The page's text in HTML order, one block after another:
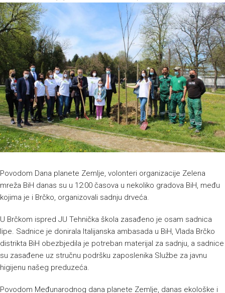
Povodom Dana planete Zemlje, volonteri organizacije Zelena
mreža BiH danas su u 12:00 časova u nekoliko gradova BiH, među
kojima je i Brčko, organizovali sadnju drveća.
U Brčkom ispred JU Tehnička škola zasađeno je osam sadnica
lipe. Sadnice je donirala Italijanska ambasada u BiH, Vlada Brčko
distrikta BiH obezbjedila je potreban materijal za sadnju, a sadnice
su zasađene uz stručnu podršku zaposlenika Službe za javnu
higijenu našeg preduzeća.
Povodom Međunarodnog dana planete Zemlje, danas ekološke i